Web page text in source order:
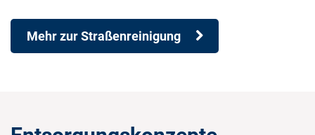
Mehr zur Straßenreinigung